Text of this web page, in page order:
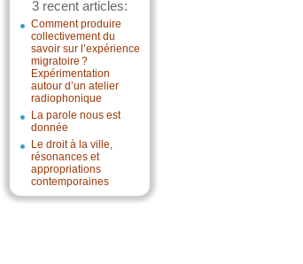
3 recent articles:
Comment produire
collectivement du
savoir sur l’expérience
migratoire ?
Expérimentation
autour d’un atelier
radiophonique
La parole nous est
donnée
Le droit à la ville,
résonances et
appropriations
contemporaines